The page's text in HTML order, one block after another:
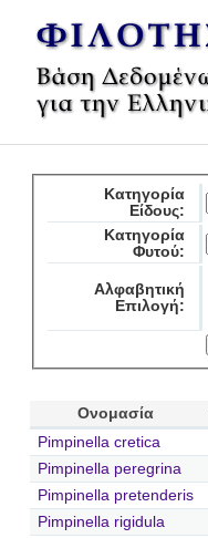
Κατηγορία
Είδους:
Κατηγορία
Φυτού:
Αλφαβητική
Επιλογή:
Ονομασία
Pimpinella cretica
Pimpinella peregrina
Pimpinella pretenderis
Pimpinella rigidula